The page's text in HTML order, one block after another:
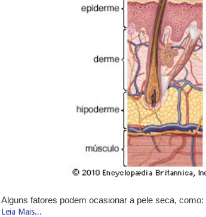
Alguns fatores podem ocasionar a pele seca, como:
Leia Mais...